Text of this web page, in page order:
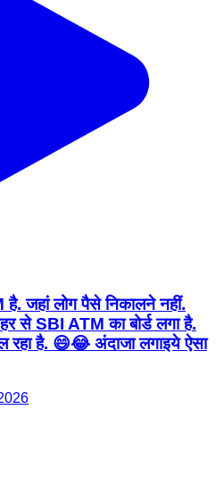
है. जहां लोग पैसे निकालने नहीं.
से SBI ATM का बोर्ड लगा है.
है. 😄😂 अंदाजा लगाइये ऐसा